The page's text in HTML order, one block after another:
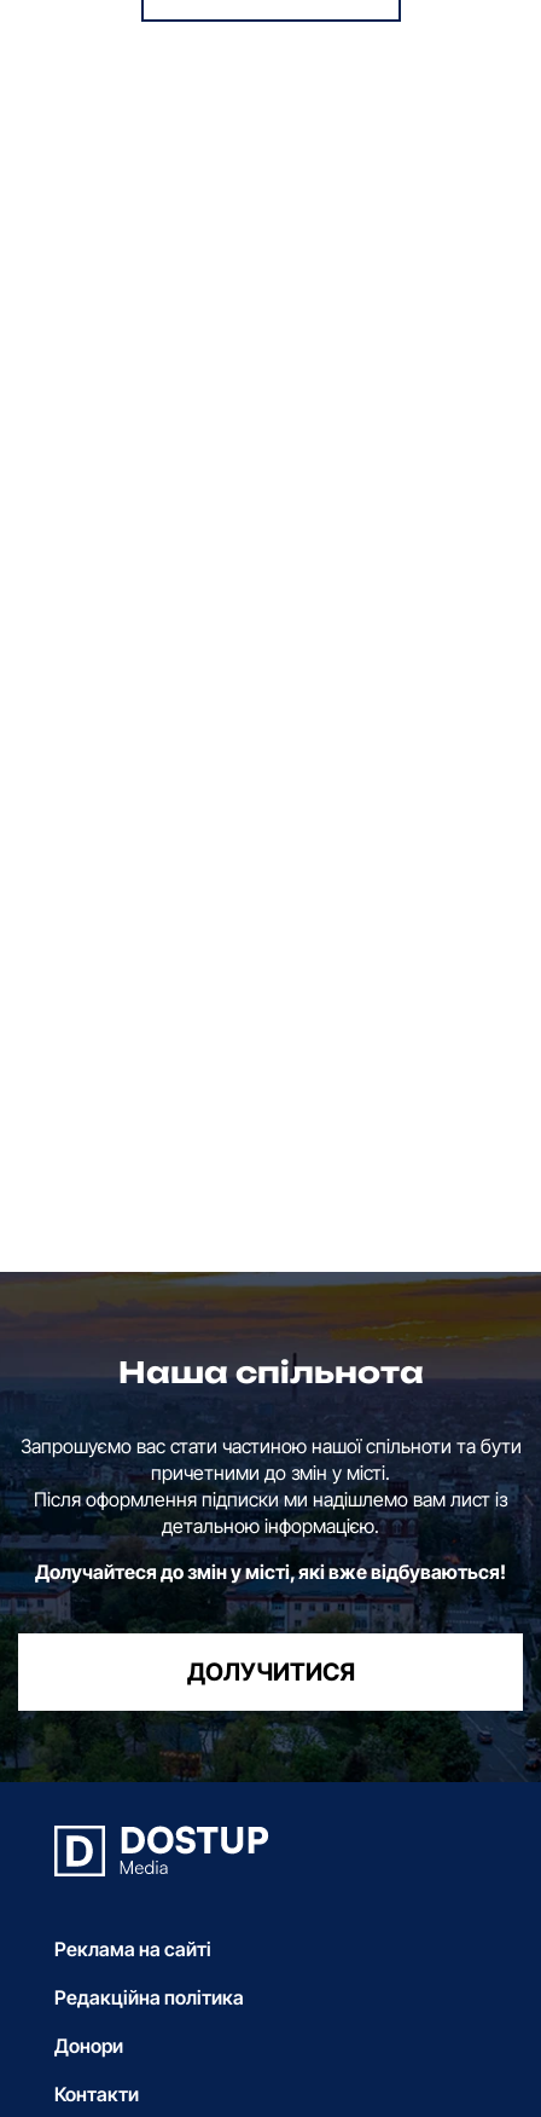
Наша спільнота
Запрошуємо вас стати частиною нашої спільноти та бути
причетними до змін у місті.
Після оформлення підписки ми надішлемо вам лист із
детальною інформацією.
Долучайтеся до змін у місті, які вже відбуваються!
ДОЛУЧИТИСЯ
Реклама на сайті
Редакційна політика
Донори
Контакти